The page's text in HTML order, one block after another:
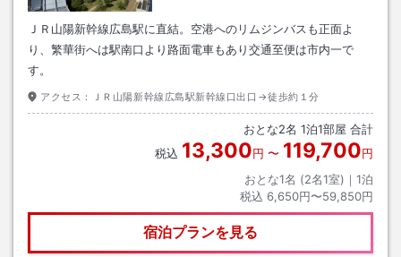
ＪＲ山陽新幹線広島駅に直結。空港へのリムジンバスも正面よ
り、繁華街へは駅南口より路面電車もあり交通至便は市内一で
す。
アクセス： ＪＲ山陽新幹線広島駅新幹線口出口→徒歩約１分
おとな2名 1泊1部屋 合計
税込 13,300円 〜 119,700円
おとな1名 (2名1室)｜ 1泊
税込 6,650円〜59,850円
宿泊プランを見る